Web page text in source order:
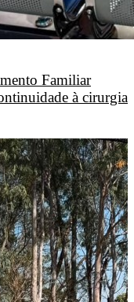
Familiar
à cirurgia